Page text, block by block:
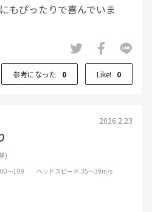
もぴったりで喜んでいま
参考になった 0 Like! 0
2026.2.23
)
～109 ヘッドスピード:35～39m/s